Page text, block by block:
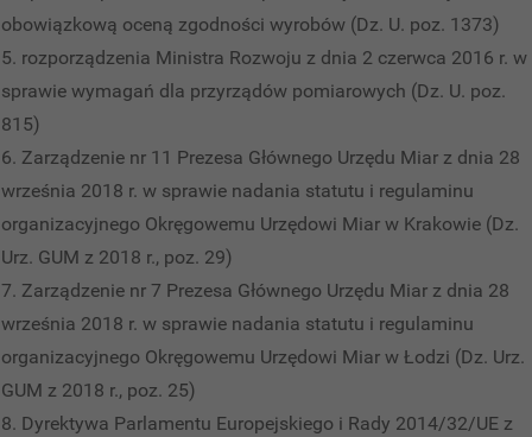
obowiązkową oceną zgodności wyrobów (Dz. U. poz. 1373)
rozporządzenia Ministra Rozwoju z dnia 2 czerwca 2016 r. w
sprawie wymagań dla przyrządów pomiarowych (Dz. U. poz.
815)
Zarządzenie nr 11 Prezesa Głównego Urzędu Miar z dnia 28
września 2018 r. w sprawie nadania statutu i regulaminu
organizacyjnego Okręgowemu Urzędowi Miar w Krakowie (Dz.
Urz. GUM z 2018 r., poz. 29)
Zarządzenie nr 7 Prezesa Głównego Urzędu Miar z dnia 28
września 2018 r. w sprawie nadania statutu i regulaminu
organizacyjnego Okręgowemu Urzędowi Miar w Łodzi (Dz. Urz.
GUM z 2018 r., poz. 25)
Dyrektywa Parlamentu Europejskiego i Rady 2014/32/UE z